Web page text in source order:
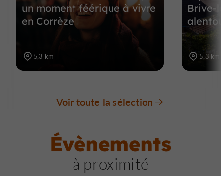
un moment féérique à vivre
en Corrèze
5,3 km
Brive-
5,3 km
Voir toute la sélection
Évènements
à proximité